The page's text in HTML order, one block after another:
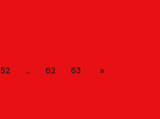
52 62 63